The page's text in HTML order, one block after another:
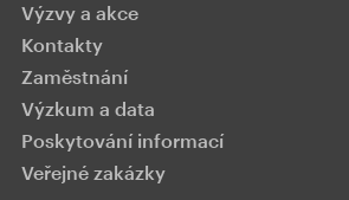
Výzvy a akce
Kontakty
Zaměstnání
Výzkum a data
Poskytování informací
Veřejné zakázky